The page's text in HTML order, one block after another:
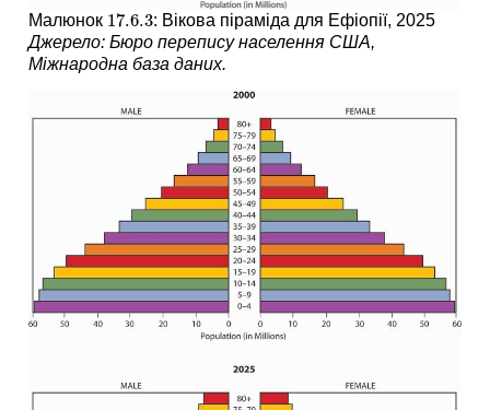
Малюнок 17.6.3
17.6.3: Вікова піраміда для Ефіопії, 2025
Джерело: Бюро перепису населення США,
Міжнародна база даних.